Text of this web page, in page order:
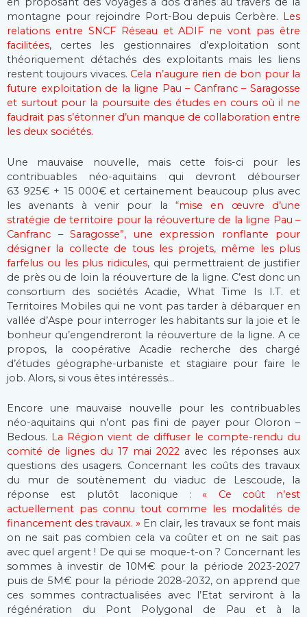
montagne pour rejoindre Port-Bou depuis Cerbère.
Les
relations entre SNCF Réseau et ADIF ne vont pas être
facilitées, certes les gestionnaires d’exploitation sont
théoriquement détachés des exploitants mais les liens
restent toujours vivaces. Cela n’augure rien de bon pour la
future exploitation de la ligne Pau – Canfranc – Saragosse
et surtout pour la poursuite des études en cours où il ne
faudrait pas s’étonner d’un manque de collaboration entre
les deux sociétés.
Une mauvaise nouvelle, mais cette fois-ci pour les
contribuables néo-aquitains qui devront débourser
63 925€ + 15 000€ et certainement beaucoup plus avec
les avenants à venir pour la “mise en œuvre d’une
stratégie de territoire pour la réouverture de la ligne Pau –
Canfranc – Saragosse”, une expression ronflante pour
désigner la collecte de tous les projets, même les plus
farfelus ou les plus ridicules, qui permettraient de justifier
de près ou de loin la réouverture de la ligne. C’est donc un
consortium des sociétés Acadie, What Time Is I.T. et
Territoires Mobiles qui ne vont pas tarder à débarquer en
vallée d’Aspe pour interroger les habitants sur la joie et le
bonheur qu’engendreront la réouverture de la ligne. A ce
propos, la coopérative Acadie recherche des chargé
d’études géographe-urbaniste et stagiaire pour faire le
job. Alors, si vous êtes intéressés…
Encore une mauvaise nouvelle pour les contribuables
néo-aquitains qui n’ont pas fini de payer pour Oloron –
Bedous. La Région vient de diffuser le compte-rendu du
comité de lignes du 17 mai 2022 avec les réponses aux
questions des usagers. Concernant les coûts des travaux
du mur de soutènement du viaduc de Lescoude, la
réponse est plutôt laconique : « Ce coût n’est
actuellement pas connu tout comme les modalités de
financement des travaux. » En clair, les travaux se font mais
on ne sait pas combien cela va coûter et on ne sait pas
avec quel argent ! De qui se moque-t-on ? Concernant les
sommes à investir de 10M€ pour la période 2023-2027
puis de 5M€ pour la période 2028-2032, on apprend que
ces sommes contractualisées avec l’Etat serviront à la
régénération du Pont Polygonal de Pau et à la